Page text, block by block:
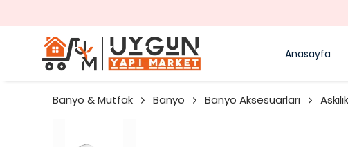
Anasayfa
Banyo & Mutfak Banyo Banyo Aksesuarları Askılık